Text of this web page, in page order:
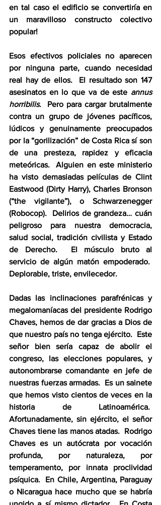
en tal caso el edificio se convertiría en
un maravilloso constructo colectivo
popular!
Esos efectivos policiales no aparecen
por ninguna parte, cuando necesidad
real hay de ellos.  El resultado son 147
asesinatos en lo que va de este annus
horribilis.  Pero para cargar brutalmente
contra un grupo de jóvenes pacíficos,
lúdicos y genuinamente preocupados
por la “gorilización” de Costa Rica sí son
de una presteza, rapidez y eficacia
meteóricas.  Alguien en este ministerio
ha visto demasiadas películas de Clint
Eastwood (Dirty Harry), Charles Bronson
(“the vigilante”), o Schwarzenegger
(Robocop).  Delirios de grandeza… cuán
peligroso para nuestra democracia,
salud social, tradición civilista y Estado
de Derecho.  El músculo bruto al
servicio de algún matón empoderado.
Deplorable, triste, envilecedor.
Dadas las inclinaciones parafrénicas y
megalomaníacas del presidente Rodrigo
Chaves, hemos de dar gracias a Dios de
que nuestro país no tenga ejército.  Este
señor bien sería capaz de abolir el
congreso, las elecciones populares, y
autonombrarse comandante en jefe de
nuestras fuerzas armadas.  Es un sainete
que hemos visto cientos de veces en la
historia de Latinoamérica.
Afortunadamente, sin ejército, el señor
Chaves tiene las manos atadas.  Rodrigo
Chaves es un autócrata por vocación
profunda, por naturaleza, por
temperamento, por innata proclividad
psíquica.  En Chile, Argentina, Paraguay
o Nicaragua hace mucho que se habría